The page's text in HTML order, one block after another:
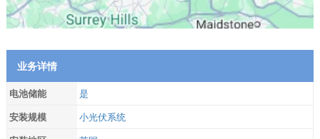
业务详情
电池储能
是
安装规模
小光伏系统